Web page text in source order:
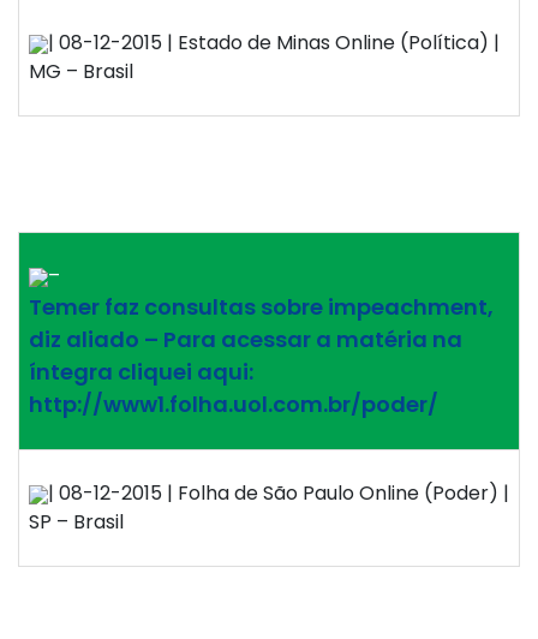
| 08-12-2015 | Estado de Minas Online (Política) |
MG – Brasil
–
Temer faz consultas sobre impeachment,
diz aliado – Para acessar a matéria na
íntegra cliquei aqui:
http://www1.folha.uol.com.br/poder/
| 08-12-2015 | Folha de São Paulo Online (Poder) |
SP – Brasil